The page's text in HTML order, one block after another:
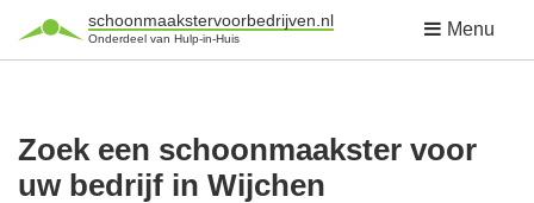
schoonmaakstervoorbedrijven.nl
Onderdeel van Hulp-in-Huis Menu
Zoek een schoonmaakster voor
uw bedrijf in Wijchen